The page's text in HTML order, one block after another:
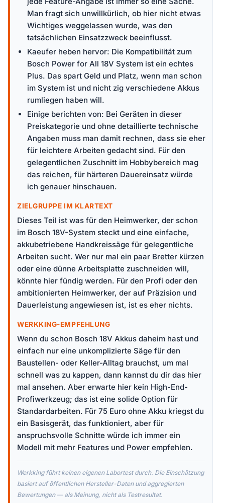
Man fragt sich unwillkürlich, ob hier nicht etwas
Wichtiges weggelassen wurde, was den
tatsächlichen Einsatzzweck beeinflusst.
Kaeufer heben hervor: Die Kompatibilität zum
Bosch Power for All 18V System ist ein echtes
Plus. Das spart Geld und Platz, wenn man schon
im System ist und nicht zig verschiedene Akkus
rumliegen haben will.
Einige berichten von: Bei Geräten in dieser
Preiskategorie und ohne detaillierte technische
Angaben muss man damit rechnen, dass sie eher
für leichtere Arbeiten gedacht sind. Für den
gelegentlichen Zuschnitt im Hobbybereich mag
das reichen, für härteren Dauereinsatz würde
ich genauer hinschauen.
ZIELGRUPPE IM KLARTEXT
Dieses Teil ist was für den Heimwerker, der schon
im Bosch 18V-System steckt und eine einfache,
akkubetriebene Handkreissäge für gelegentliche
Arbeiten sucht. Wer nur mal ein paar Bretter kürzen
oder eine dünne Arbeitsplatte zuschneiden will,
könnte hier fündig werden. Für den Profi oder den
ambitionierten Heimwerker, der auf Präzision und
Dauerleistung angewiesen ist, ist es eher nichts.
WERKKING-EMPFEHLUNG
Wenn du schon Bosch 18V Akkus daheim hast und
einfach nur eine unkomplizierte Säge für den
Baustellen- oder Keller-Alltag brauchst, um mal
schnell was zu kappen, dann kannst du dir das hier
mal ansehen. Aber erwarte hier kein High-End-
Profiwerkzeug; das ist eine solide Option für
Standardarbeiten. Für 75 Euro ohne Akku kriegst du
ein Basisgerät, das funktioniert, aber für
anspruchsvolle Schnitte würde ich immer ein
Modell mit mehr Features und Power empfehlen.
Werkking führt keinen eigenen Labortest durch. Die Einschätzung
basiert auf öffentlichen Hersteller-Daten und aggregierten
Bewertungen — als Meinung, nicht als Testresultat.